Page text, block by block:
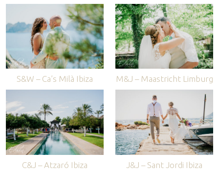
S&W – Ca’s Milà Ibiza M&J – Maastricht Limburg
C&J – Atzaró Ibiza J&J – Sant Jordi Ibiza